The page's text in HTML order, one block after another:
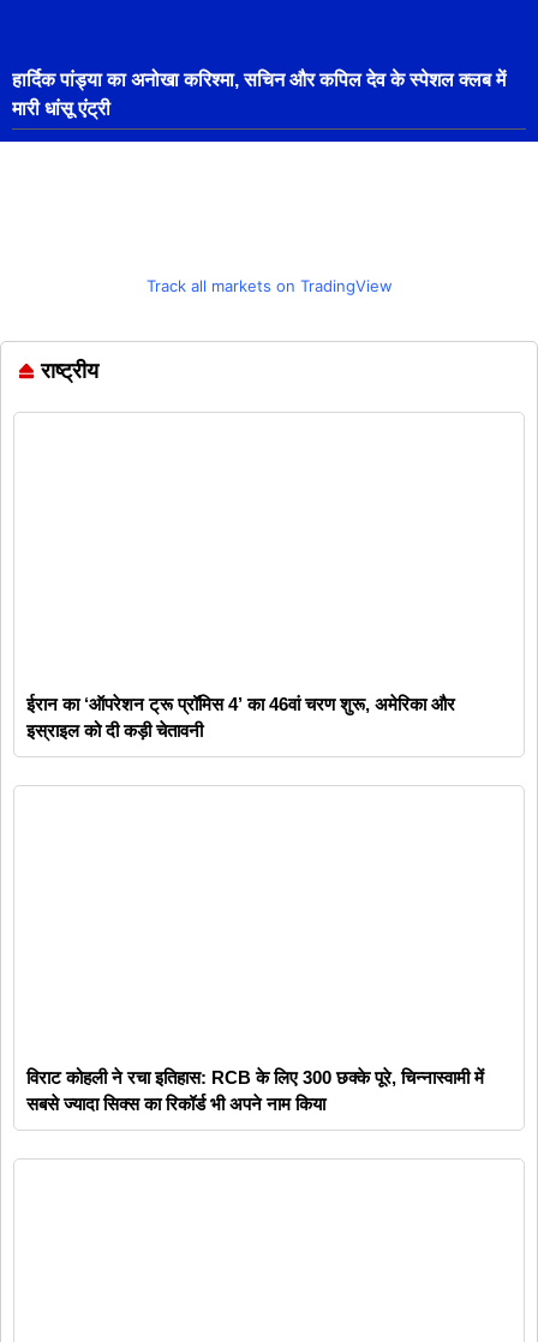
हार्दिक पांड्या का अनोखा करिश्मा, सचिन और कपिल देव के स्पेशल क्लब में
मारी धांसू एंट्री
Track all markets on TradingView
राष्ट्रीय
ईरान का ‘ऑपरेशन ट्रू प्रॉमिस 4’ का 46वां चरण शुरू, अमेरिका और
इस्राइल को दी कड़ी चेतावनी
विराट कोहली ने रचा इतिहास: RCB के लिए 300 छक्के पूरे, चिन्नास्वामी में
सबसे ज्यादा सिक्स का रिकॉर्ड भी अपने नाम किया